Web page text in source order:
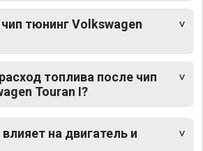
тюнинг Volkswagen
топлива после чип
Touran I?
на двигатель и